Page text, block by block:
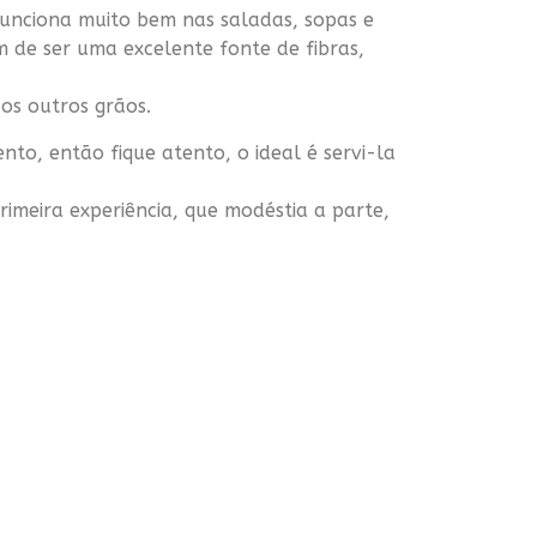
muito bem nas saladas, sopas e
de ser uma excelente fonte de fibras,
outros grãos.
então fique atento, o ideal é servi-la
experiência, que modéstia a parte,